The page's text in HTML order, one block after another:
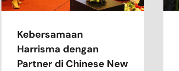
Kebersamaan
Harrisma dengan
Partner di Chinese New